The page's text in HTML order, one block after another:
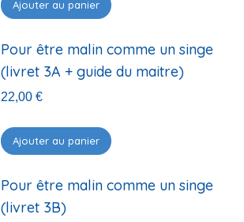
Ajouter au panier
Pour être malin comme un singe
(livret 3A + guide du maitre)
22,00 €
Ajouter au panier
Pour être malin comme un singe
(livret 3B)